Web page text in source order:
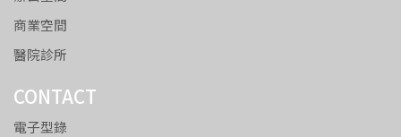
商業空間
醫院診所
CONTACT
電子型錄